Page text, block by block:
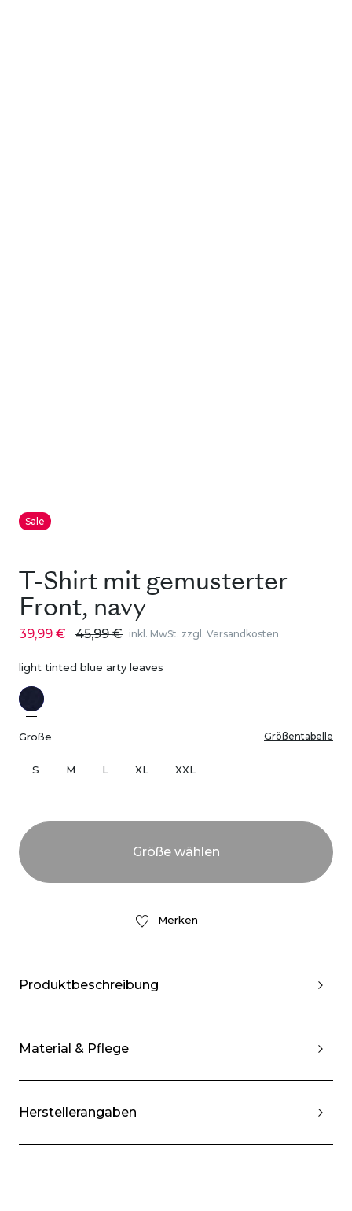
Sale
T-Shirt mit gemusterter
Front, navy
39,99 € 45,99 € inkl. MwSt. zzgl. Versandkosten
light tinted blue arty leaves
Größe Größentabelle
S M L XL XXL
Merken
Produktbeschreibung
Material & Pflege
Herstellerangaben